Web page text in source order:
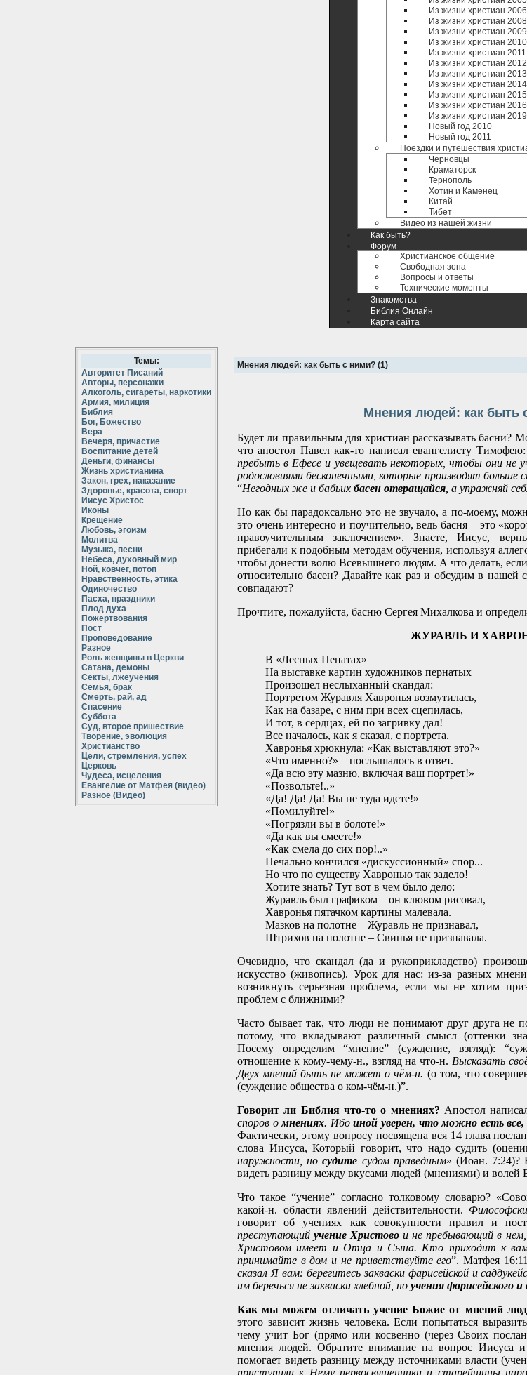
Из жизни христиан 2006
Из жизни христиан 2008
Из жизни христиан 2009
Из жизни христиан 2010
Из жизни христиан 2011
Из жизни христиан 2012
Из жизни христиан 2013
Из жизни христиан 2014
Из жизни христиан 2015
Из жизни христиан 2016
Из жизни христиан 2019
Новый год 2010
Новый год 2011
Поездки и путешествия
Черновцы
Краматорск
Тернополь
Хотин и Каменец
Китай
Тибет
Видео из нашей жизни
Как быть?
Форум
Христианское общение
Свободная зона
Вопросы и ответы
Технические моменты
Знакомства
Библия Онлайн
Карта сайта
Темы:
Авторитет Писаний
Авторы, персонажи
Алкоголь, сигареты, наркотики
Армия, милиция
Библия
Бог, Божество
Вера
Вечеря, причастие
Воспитание детей
Деньги, финансы
Жизнь христианина
Закон, грех, наказание
Здоровье, красота, спорт
Иисус Христос
Иконы
Крещение
Любовь, эгоизм
Молитва
Музыка, песни
Небеса, духовный мир
Ной, ковчег, потоп
Нравственность, этика
Одиночество
Пасха, праздники
Плод духа
Пожертвования
Пост
Проповедование
Разное
Роль женщины в Церкви
Сатана, демоны
Секты, лжеучения
Семья, брак
Смерть, рай, ад
Спасение
Суббота
Суд, второе пришествие
Творение, эволюция
Христианство
Цели, стремления, успех
Церковь
Чудеса, исцеления
Евангелие от Матфея (видео)
Разное (Видео)
Мнения людей: как быть с ними? (1)
Мнения людей: как быть
Будет ли правильным для христиан рассказывать басни?
что апостол Павел как-то написал евангелисту
пребыть в Ефесе и увещевать некоторых, чтобы они не
родословиями бесконечными, которые производят больше
“Негодных же и бабьих басен отвращайся , а упражняй
Но как бы парадоксально это не звучало, а по-моему,
это очень интересно и поучительно, ведь басня – это
нравоучительным заключением». Знаете, Иисус,
прибегали к подобным методам обучения, используя
чтобы донести волю Всевышнего людям. А что делать,
относительно басен? Давайте как раз и обсудим в нашей
совпадают?
Прочтите, пожалуйста, басню Сергея Михалкова и
ЖУРАВЛЬ И
В «Лесных Пенатах»
На выставке картин художников пернатых
Произошел неслыханный скандал:
Портретом Журавля Хавронья возмутилась,
Как на базаре, с ним при всех сцепилась,
И тот, в сердцах, ей по загривку дал!
Все началось, как я сказал, с портрета.
Хавронья хрюкнула: «Как выставляют это?»
«Что именно?» – послышалось в ответ.
«Да всю эту мазню, включая ваш портрет!»
«Позвольте!..»
«Да! Да! Да! Вы не туда идете!»
«Помилуйте!»
«Погрязли вы в болоте!»
«Да как вы смеете!»
«Как смела до сих пор!..»
Печально кончился «дискуссионный» спор...
Но что по существу Хавронью так задело!
Хотите знать? Тут вот в чем было дело:
Журавль был графиком – он клювом рисовал,
Хавронья пятачком картины малевала.
Мазков на полотне – Журавль не признавал,
Штрихов на полотне – Свинья не признавала.
Очевидно, что скандал (да и рукоприкладство)
искусство (живопись). Урок для нас: из-за разных
возникнуть серьезная проблема, если мы не хотим
проблем с ближними?
Часто бывает так, что люди не понимают друг друга не
потому, что вкладывают различный смысл (оттенки
Посему определим “мнение” (суждение, взгляд):
отношение к кому-чему-н., взгляд на что-н. Высказать
Двух мнений быть не может о чём-н. (о том, что
(суждение общества о ком-чём-н.)”.
Говорит ли Библия что-то о мнениях? Апостол
споров омнениях. Ибоиной уверен, что можно есть
Фактически, этому вопросу посвящена вся 14 глава
слова Иисуса, Который говорит, что надо судить
наружности, носудите судом праведным» (Иоан. 7:24)?
видеть разницу между вкусами людей (мнениями) и волей
Что такое “учение” согласно толковому словарю?
какой-н. области явлений действительности.
говорит об учениях как совокупности правил и
преступающийучение Христово и не пребывающий в
Христовом имеет и Отца и Сына. Кто приходит к
принимайте в дом и не приветствуйте его”. Матфея
сказал Я вам: берегитесь закваски фарисейской и
им беречься не закваски хлебной, но учения фарисейского и
Как мы можем отличать учение Божие от мнений
этого зависит жизнь человека. Если попытаться
чему учит Бог (прямо или косвенно (через Своих
мнения людей. Обратите внимание на вопрос Иисуса и
помогает видеть разницу между источниками власти
приступили к Нему первосвященники и старейшины